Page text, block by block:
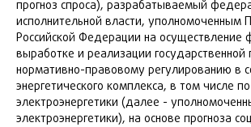
прогноз спроса), разрабатываемый
исполнительной власти, уполномоченным
Российской Федерации на осуществление
выработке и реализации государственной
нормативно-правовому регулированию в
энергетического комплекса, в том числе
электроэнергетики (далее -
электроэнергетики), на основе прогноза